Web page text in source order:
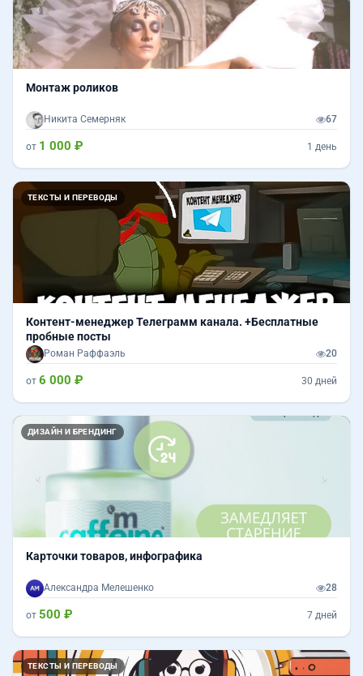
Монтаж роликов
Никита Семерняк 67
от 1 000 ₽ 1 день
ТЕКСТЫ И ПЕРЕВОДЫ
Контент-менеджер Телеграмм канала. +Бесплатные
пробные посты
Роман Раффаэль 20
от 6 000 ₽ 30 дней
ДИЗАЙН И БРЕНДИНГ
Назад
Карточки товаров, инфографика
Александра Мелешенко 28
от 500 ₽ 7 дней
ТЕКСТЫ И ПЕРЕВОДЫ